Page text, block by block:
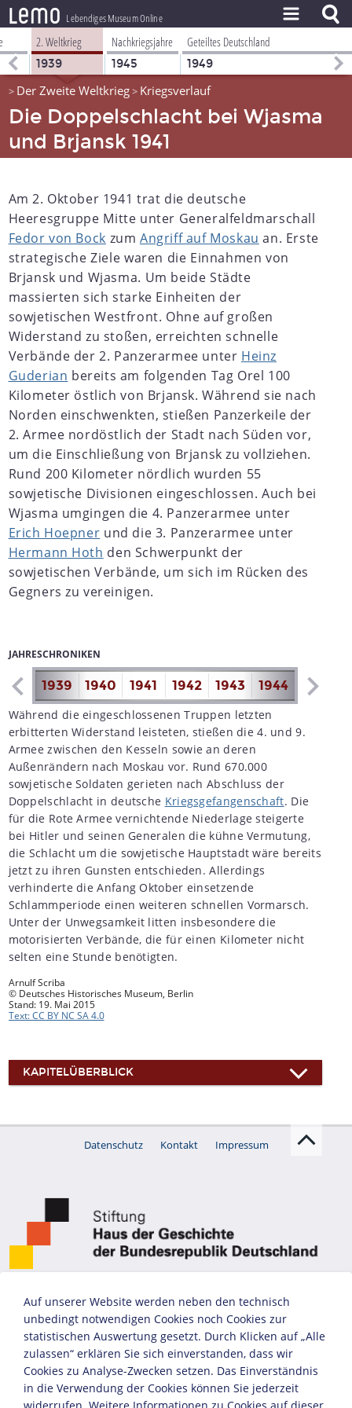
lemo Lebendiges Museum Online
ZEITSTRAHL
THEMEN
ZEITZEUGEN
BESTAND
PROJEKT
2. Weltkrieg
1939
Nachkriegsjahre
1945
Geteiltes Deutschland
1949
> Der Zweite Weltkrieg> Kriegsverlauf
Die Doppelschlacht bei Wjasma
und Brjansk 1941
Am 2. Oktober 1941 trat die deutsche
Heeresgruppe Mitte unter Generalfeldmarschall
Fedor von Bock zum Angriff auf Moskau an. Erste
strategische Ziele waren die Einnahmen von
Brjansk und Wjasma. Um beide Städte
massierten sich starke Einheiten der
sowjetischen Westfront. Ohne auf großen
Widerstand zu stoßen, erreichten schnelle
Verbände der 2. Panzerarmee unter Heinz
Guderian bereits am folgenden Tag Orel 100
Kilometer östlich von Brjansk. Während sie nach
Norden einschwenkten, stießen Panzerkeile der
2. Armee nordöstlich der Stadt nach Süden vor,
um die Einschließung von Brjansk zu vollziehen.
Rund 200 Kilometer nördlich wurden 55
sowjetische Divisionen eingeschlossen. Auch bei
Wjasma umgingen die 4. Panzerarmee unter
Erich Hoepner und die 3. Panzerarmee unter
Hermann Hoth den Schwerpunkt der
sowjetischen Verbände, um sich im Rücken des
Gegners zu vereinigen.
JAHRESCHRONIKEN
1939 1940 1941 1942 1943 1944 1945
Während die eingeschlossenen Truppen letzten
erbitterten Widerstand leisteten, stießen die 4. und 9.
Armee zwischen den Kesseln sowie an deren
Außenrändern nach Moskau vor. Rund 670.000
sowjetische Soldaten gerieten nach Abschluss der
Doppelschlacht in deutsche Kriegsgefangenschaft. Die
für die Rote Armee vernichtende Niederlage steigerte
bei Hitler und seinen Generalen die kühne Vermutung,
die Schlacht um die sowjetische Hauptstadt wäre bereits
jetzt zu ihren Gunsten entschieden. Allerdings
verhinderte die Anfang Oktober einsetzende
Schlammperiode einen weiteren schnellen Vormarsch.
Unter der Unwegsamkeit litten insbesondere die
motorisierten Verbände, die für einen Kilometer nicht
selten eine Stunde benötigten.
Arnulf Scriba
© Deutsches Historisches Museum, Berlin
Stand: 19. Mai 2015
Text: CC BY NC SA 4.0
KAPITELÜBERBLICK
Datenschutz Kontakt Impressum
Auf unserer Website werden neben den technisch
unbedingt notwendigen Cookies noch Cookies zur
statistischen Auswertung gesetzt. Durch Klicken auf „Alle
zulassen“ erklären Sie sich einverstanden, dass wir
Cookies zu Analyse-Zwecken setzen. Das Einverständnis
in die Verwendung der Cookies können Sie jederzeit